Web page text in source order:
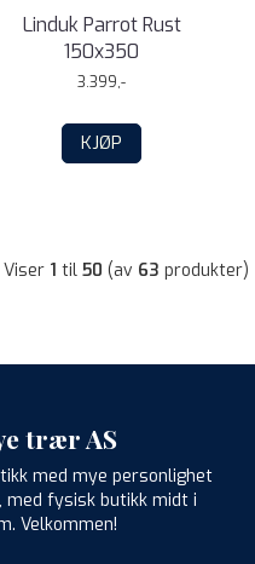
Linduk Parrot Rust
150x350
3.399,-
KJØP
Viser 1 til 50 (av 63 produkter)
trær AS
med mye personlighet
med fysisk butikk midt i
Velkommen!